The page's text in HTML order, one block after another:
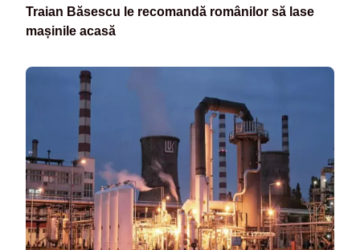
Traian Băsescu le recomandă românilor să lase
mașinile acasă